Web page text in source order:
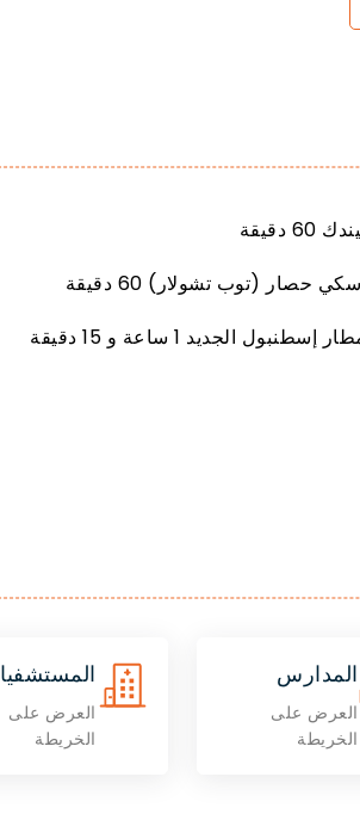
دقيقة
حصار (توب تشولار) 60 دقيقة
الجديد 1 ساعة و 15 دقيقة
العرض على
الخريطة
المدارس
العرض على
الخريطة